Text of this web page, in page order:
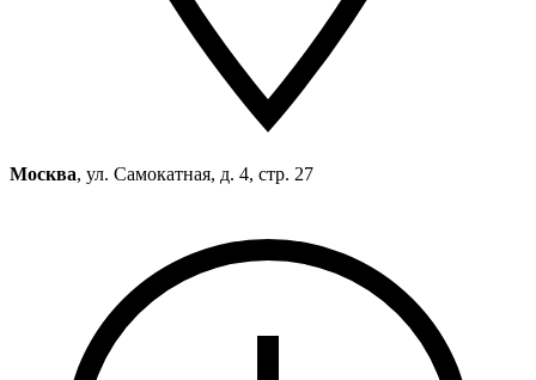
Москва, ул. Самокатная, д. 4, стр. 27